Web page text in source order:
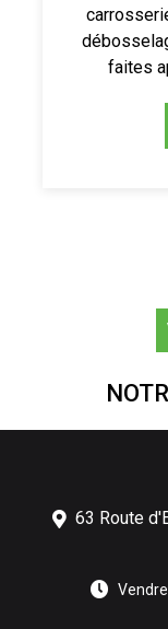
faites
63 Route